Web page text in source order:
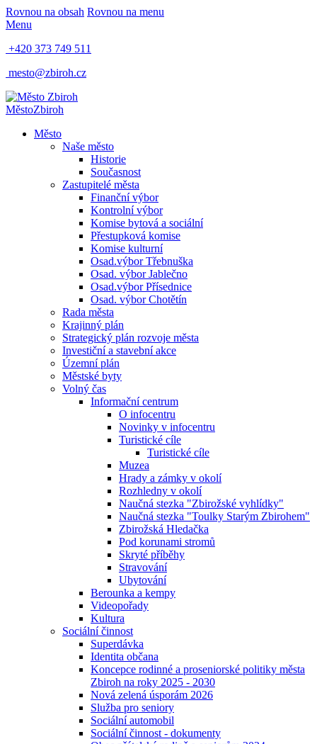
Rovnou na obsah Rovnou na menu
Menu
+420 373 749 511
mesto@zbiroh.cz
MěstoZbiroh
Město
Naše město
Historie
Současnost
Zastupitelé města
Finanční výbor
Kontrolní výbor
Komise bytová a sociální
Přestupková komise
Komise kulturní
Osad.výbor Třebnuška
Osad. výbor Jablečno
Osad.výbor Přísednice
Osad. výbor Chotětín
Rada města
Krajinný plán
Strategický plán rozvoje města
Investiční a stavební akce
Územní plán
Městské byty
Volný čas
Informační centrum
O infocentru
Novinky v infocentru
Turistické cíle
Turistické cíle
Muzea
Hrady a zámky v okolí
Rozhledny v okolí
Naučná stezka "Zbirožské vyhlídky"
Naučná stezka "Toulky Starým Zbirohem"
Zbirožská Hledačka
Pod korunami stromů
Skryté příběhy
Stravování
Ubytování
Berounka a kempy
Videopořady
Kultura
Sociální činnost
Superdávka
Identita občana
Koncepce rodinné a proseniorské politiky města
Zbiroh na roky 2025 - 2030
Nová zelená úsporám 2026
Služba pro seniory
Sociální automobil
Sociální činnost - dokumenty